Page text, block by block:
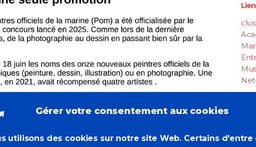
Gérer votre consentement aux cookies
utilisons des cookies sur notre site Web. Certains d'entre